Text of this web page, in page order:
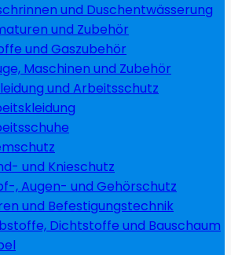
und Duschentwässerung
und Zubehör
und Gaszubehör
Maschinen und Zubehör
und Arbeitsschutz
und Knieschutz
, Augen- und Gehörschutz
und Befestigungstechnik
Dichtstoffe und Bauschaum